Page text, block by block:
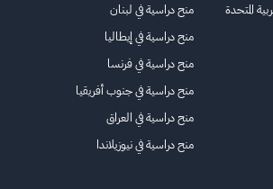
المتحدة
منح دراسية في لبنان
منح دراسية في إيطاليا
منح دراسية في فرنسا
منح دراسية في جنوب أفريقيا
منح دراسية في العراق
منح دراسية في نيوزيلاندا